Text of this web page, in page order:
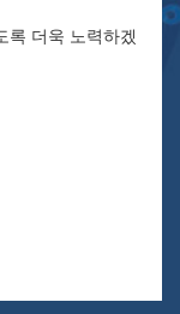
록 더욱 노력하겠